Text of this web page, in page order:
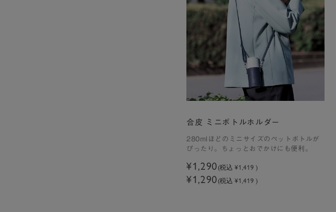
合皮 ミニボトルホルダー
280mlほどのミニサイズのペットボトルが
ぴったり。ちょっとおでかけにも便利。
¥1,290 (税込¥1,419 )
¥1,290 (税込 ¥1,419 )